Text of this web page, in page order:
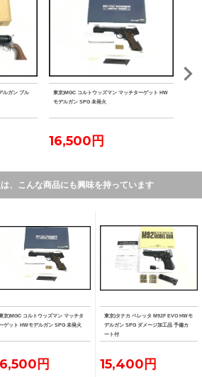
ルガン ブル
東京)MGC コルトウッズマン マッチターゲット HW
モデルガン SPG 未発火
16,500円
、こんな商品にも興味を持っています
京)MGC コルトウッズマン マッチタ
ゲット HWモデルガン SPG 未発火
円
東京)タナカ ベレッタ M92F EVO HWモ
デルガン SPG ダメージ加工品 予備カ
ート付
15,400円